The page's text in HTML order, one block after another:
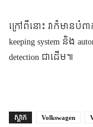
ក្រៅពីនោះ វាក៏មានបំព
keeping system និង
detection ជាដើម៕
ស្លាក Volkswagen